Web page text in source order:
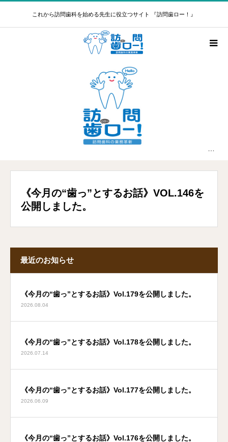
これから訪問歯科を始める先生に役立つサイト 『訪問歯ロー！』
《今月の“歯っ”とするお話》VOL.146を
公開しました。
最近のお知らせ
《今月の“歯っ”とするお話》Vol.179を公開しました。
2026.08.04
《今月の“歯っ”とするお話》Vol.178を公開しました。
2026.07.14
《今月の“歯っ”とするお話》Vol.177を公開しました。
2026.06.09
《今月の“歯っ”とするお話》Vol.176を公開しました。